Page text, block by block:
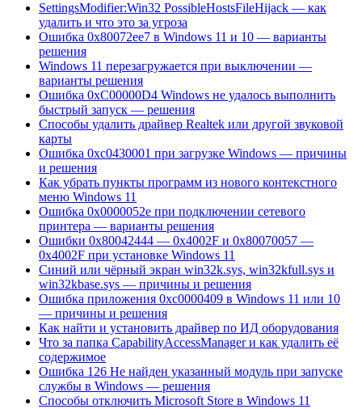
SettingsModifier:Win32 PossibleHostsFileHijack — как
удалить и что это за угроза
Ошибка 0x80072ee7 в Windows 11 и 10 — варианты
решения
Windows 11 перезагружается при выключении —
варианты решения
Ошибка 0xC00000D4 Windows не удалось выполнить
быстрый запуск — решения
Способы удалить драйвер Realtek или другой звуковой
карты
Ошибка 0xc0430001 при загрузке Windows — причины
и решения
Как убрать пункты программ из нового контекстного
меню Windows 11
Ошибка 0x0000052e при подключении сетевого
принтера — варианты решения
Ошибки 0x80042444 — 0x4002F и 0x80070057 —
0x4002F при установке Windows 11
Синий или чёрный экран win32k.sys, win32kfull.sys и
win32kbase.sys — причины и решения
Ошибка приложения 0xc0000409 в Windows 11 или 10
— причины и решения
Как найти и установить драйвер по ИД оборудования
Что за папка CapabilityAccessManager и как удалить её
содержимое
Ошибка 126 Не найден указанный модуль при запуске
службы в Windows — решения
Способы отключить Microsoft Store в Windows 11